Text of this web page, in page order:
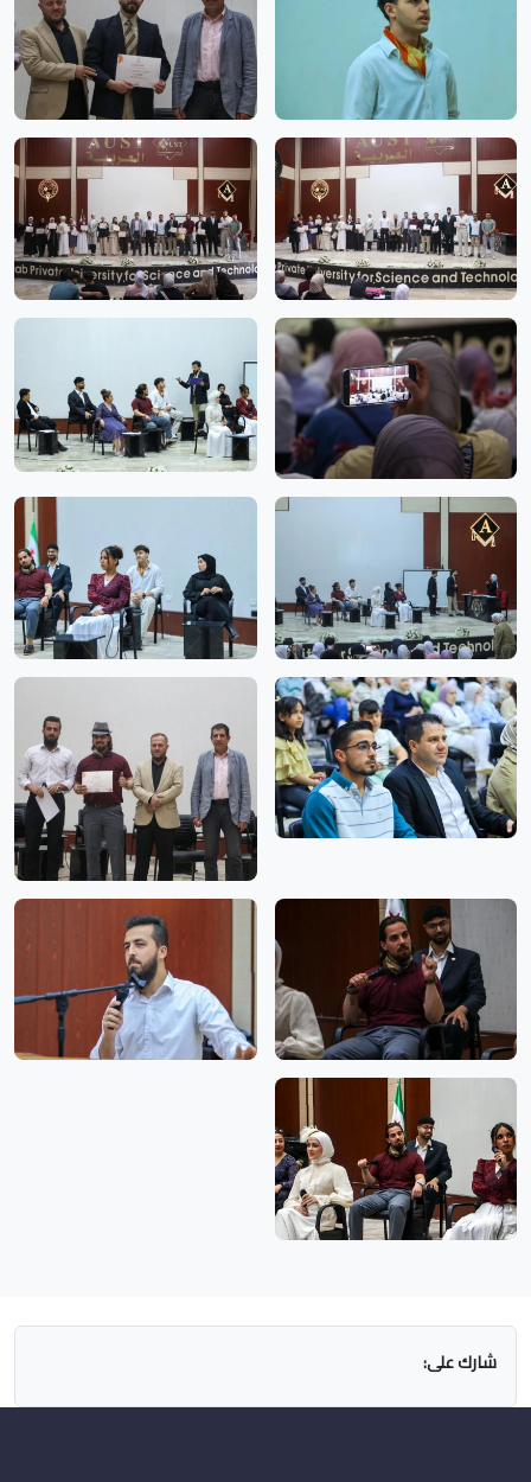
شارك على: